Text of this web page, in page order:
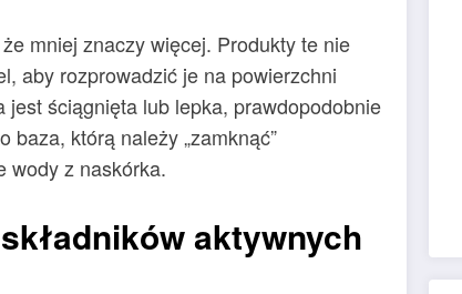
mniej znaczy więcej. Produkty te nie
aby rozprowadzić je na powierzchni
ściągnięta lub lepka, prawdopodobnie
baza, którą należy „zamknąć”
wody z naskórka.
aktywnych